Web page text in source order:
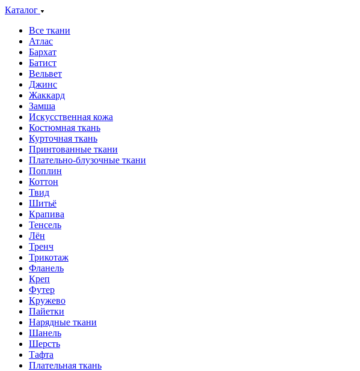
Каталог
Все ткани
Атлас
Бархат
Батист
Вельвет
Джинс
Жаккард
Замша
Искусственная кожа
Костюмная ткань
Курточная ткань
Принтованные ткани
Плательно-блузочные ткани
Поплин
Коттон
Твид
Шитьё
Крапива
Тенсель
Лён
Тренч
Трикотаж
Фланель
Креп
Футер
Кружево
Пайетки
Нарядные ткани
Шанель
Шерсть
Тафта
Плательная ткань